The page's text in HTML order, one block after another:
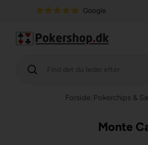
Google
Forside Pokerchips &
Monte